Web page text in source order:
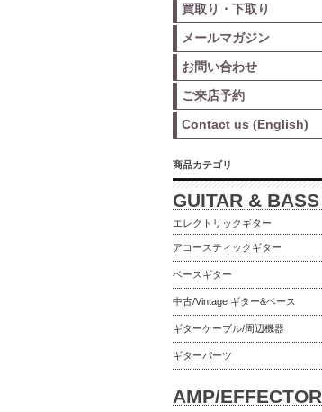
買取り・下取り
メールマガジン
お問い合わせ
ご来店予約
Contact us (English)
商品カテゴリ
GUITAR & BASS
エレクトリックギター
アコースティックギター
ベースギター
中古/Vintage ギター&ベース
ギターケーブル/周辺機器
ギターパーツ
AMP/EFFECTOR